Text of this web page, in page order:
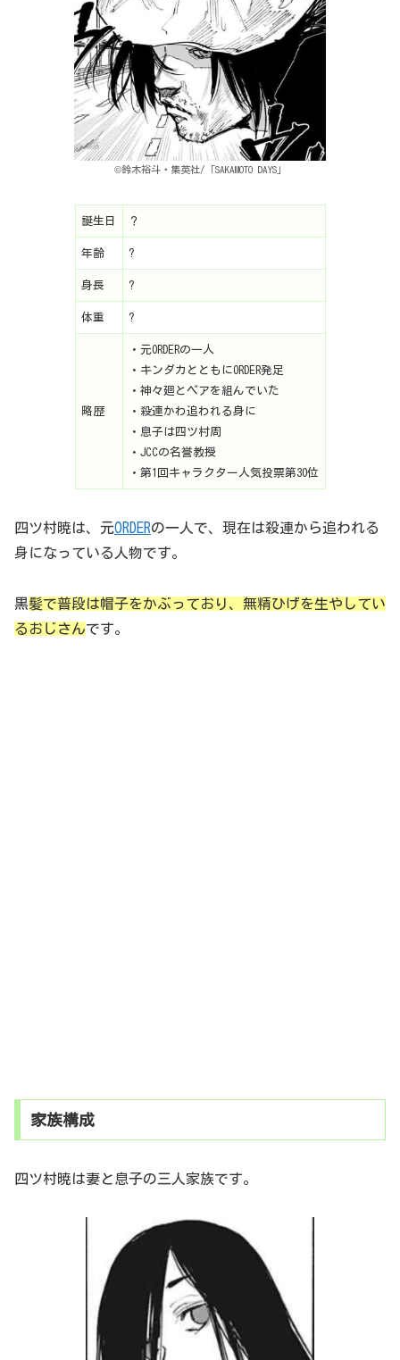
©鈴木裕斗・集英社/「SAKAMOTO DAYS」
誕生日 ？
年齢 ?
身長 ?
体重 ?
略歴
・元ORDERの一人
・キンダカとともにORDER発足
・神々廻とペアを組んでいた
・殺連かわ追われる身に
・息子は四ツ村周
・JCCの名誉教授
・第1回キャラクター人気投票第30位
四ツ村暁は、元ORDERの一人で、現在は殺連から追われる
身になっている人物です。
黒髪で普段は帽子をかぶっており、無精ひげを生やしてい
るおじさんです。
家族構成
四ツ村暁は妻と息子の三人家族です。